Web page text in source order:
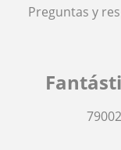
Preguntas y